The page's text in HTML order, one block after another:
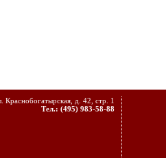
Краснобогатырская, д. 42, стр. 1
Тел.: (495) 983-58-88